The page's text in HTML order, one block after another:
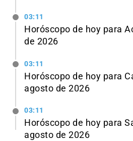
03:11
Horóscopo de hoy para
de 2026
03:11
Horóscopo de hoy para
agosto de 2026
03:11
Horóscopo de hoy para
agosto de 2026